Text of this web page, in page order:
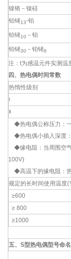
镍铬－镍硅
铂铑13-铂
铂铑10 －铂
铂铑30 －铂铑6
注：t为感温元件实测
四、热电偶时间常数
热惰性级别
Ⅰ
Ⅱ
◆热电偶公称压力：一
◆热电偶小插入深度
◆缘电阻：当周围空
100V)
◆高温下的缘电阻：热
规定的长时间使用温度
≥600
≥ 800
≥1000
五、S型热电偶型号命